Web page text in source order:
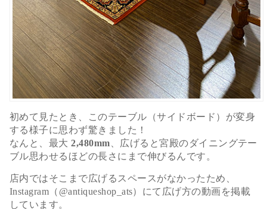
初めて見たとき、このテーブル（サイドボード）が変身
する様子に思わず驚きました！
なんと、最大2,480mm 、広げると宮殿のダイニングテー
ブル思わせるほどの長さにまで伸びるんです。
店内ではそこまで広げるスペースがなかったため、
Instagram（@antiqueshop_ats）にて広げ方の動画を掲載
しています。